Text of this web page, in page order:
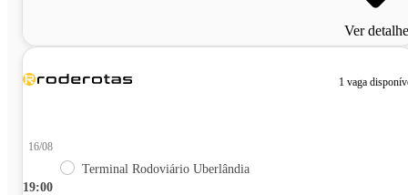
Ver
1 vaga
19:00
16/08
Terminal Rodoviário Uberlândia